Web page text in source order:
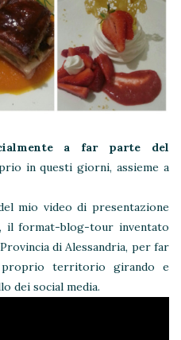
a far parte del
in questi giorni, assieme a
mio video di presentazione
, il format-blog-tour inventato
di Alessandria, per far
territorio girando e
dei social media.